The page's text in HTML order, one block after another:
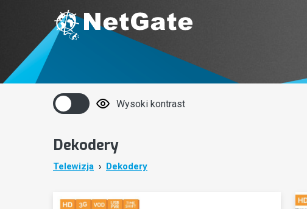
Wysoki kontrast
Dekodery
Telewizja Dekodery